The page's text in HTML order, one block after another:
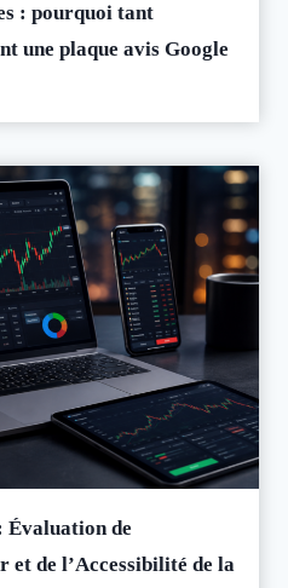
: pourquoi tant
une plaque avis Google
Évaluation de
et de l’Accessibilité de la